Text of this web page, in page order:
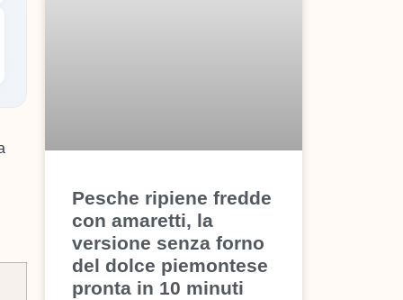
Pesche ripiene fredde
con amaretti, la
versione senza forno
del dolce piemontese
pronta in 10 minuti